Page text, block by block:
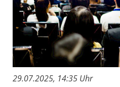
29.07.2025, 14:35 Uhr